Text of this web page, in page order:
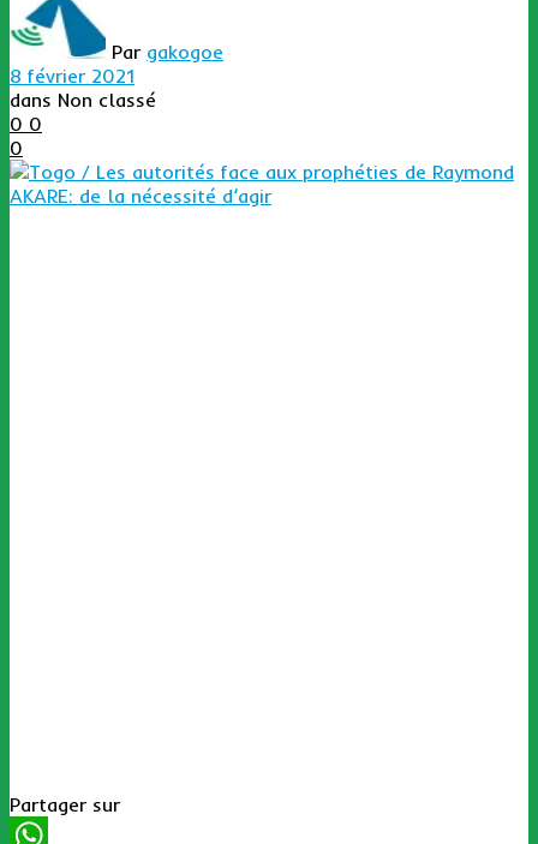
Par gakogoe
8 février 2021
dans Non classé
0 0
0
Partager sur